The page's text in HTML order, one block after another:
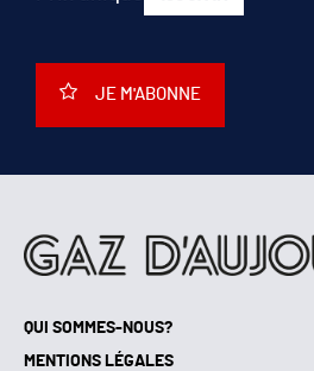
QUI SOMMES-NOUS?
MENTIONS LÉGALES
JE M'ABONNE